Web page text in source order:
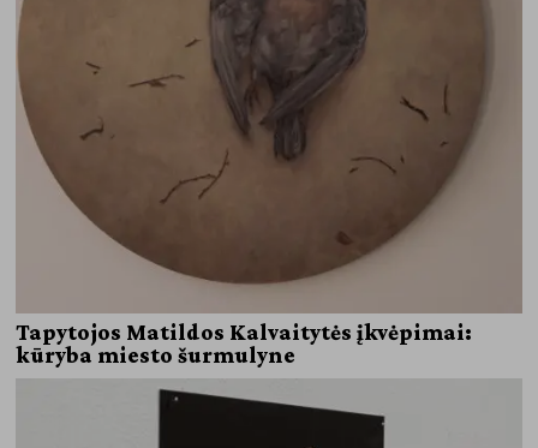
Tapytojos Matildos Kalvaitytės įkvėpimai:
kūryba miesto šurmulyne